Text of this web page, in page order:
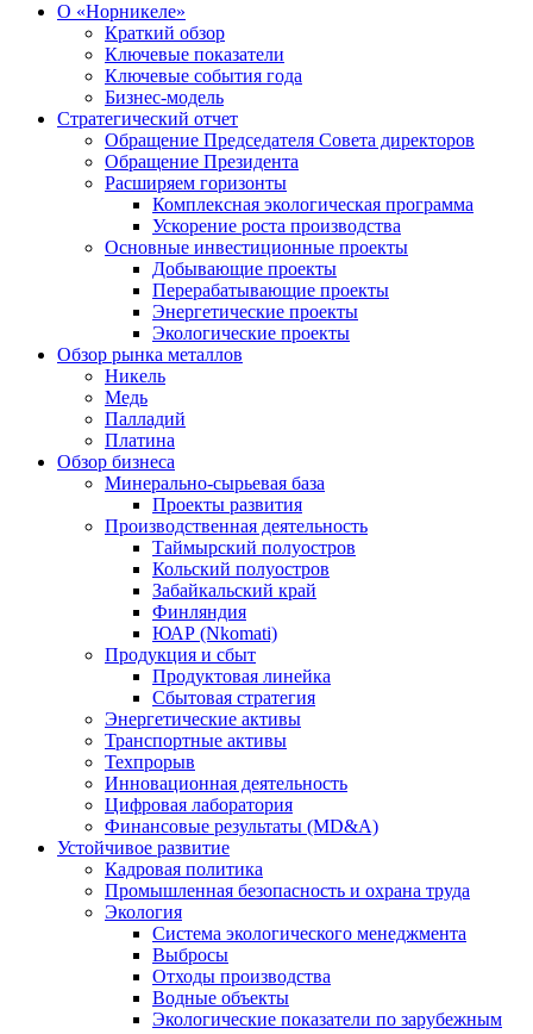
О «Норникеле»
Краткий обзор
Ключевые показатели
Ключевые события года
Бизнес-модель
Стратегический отчет
Обращение Председателя Совета директоров
Обращение Президента
Расширяем горизонты
Комплексная экологическая программа
Ускорение роста производства
Основные инвестиционные проекты
Добывающие проекты
Перерабатывающие проекты
Энергетические проекты
Экологические проекты
Обзор рынка металлов
Никель
Медь
Палладий
Платина
Обзор бизнеса
Минерально-сырьевая база
Проекты развития
Производственная деятельность
Таймырский полуостров
Кольский полуостров
Забайкальский край
Финляндия
ЮАР (Nkomati)
Продукция и сбыт
Продуктовая линейка
Сбытовая стратегия
Энергетические активы
Транспортные активы
Техпрорыв
Инновационная деятельность
Цифровая лаборатория
Финансовые результаты (MD&A)
Устойчивое развитие
Кадровая политика
Промышленная безопасность и охрана труда
Экология
Система экологического менеджмента
Выбросы
Отходы производства
Водные объекты
Экологические показатели по зарубежным